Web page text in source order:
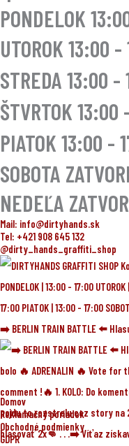
PONDELOK
UTOROK 13:00 -
STREDA 13:00 -
ŠTVRTOK 13:00
PIATOK 13:00 -
SOBOTA
NEDEĽA
Mail: info@dirtyhands.sk
Tel: +421 908 645 132
@dirty_hands_graffiti_shop
➡️ BERLIN TRAIN BATTLE ⬅️
Domov
Reklamačný poriadok
Obchodné podmienky
GDPR